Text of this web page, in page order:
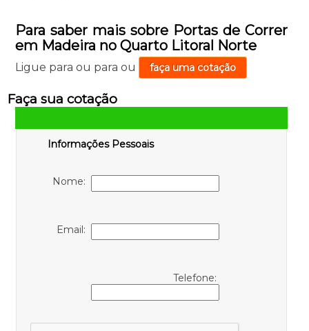
Para saber mais sobre Portas de Correr
em Madeira no Quarto Litoral Norte
Ligue para ou para ou faça uma cotação
Faça sua cotação
Informações Pessoais
Nome:
Email:
Telefone: